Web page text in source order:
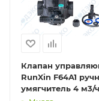
Клапан
RunXin F64A1
умягчитель 4 м3/ч